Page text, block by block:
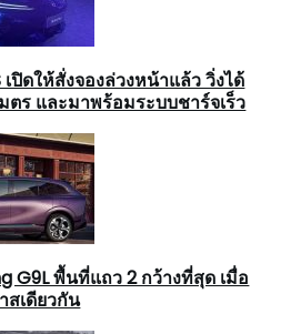
เปิดให้สั่งจองล่วงหน้าแล้ว วิ่งได้
มตร และมาพร้อมระบบชาร์จเร็ว
G9L พื้นที่แถว 2 กว้างที่สุด เมื่อ
สเดียวกัน